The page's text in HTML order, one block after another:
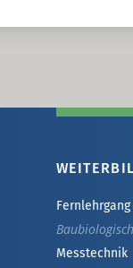
Messtechnik